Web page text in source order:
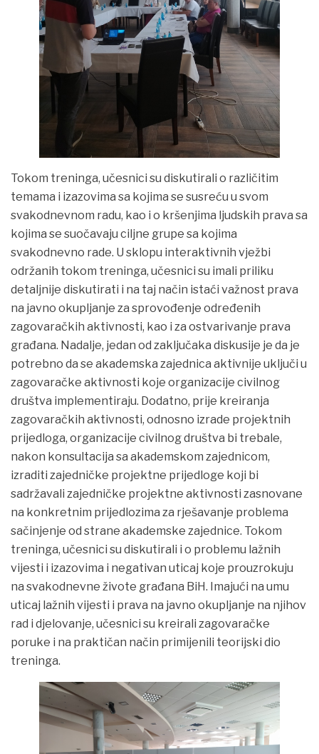
Tokom treninga, učesnici su diskutirali o različitim
temama i izazovima sa kojima se susreću u svom
svakodnevnom radu, kao i o kršenjima ljudskih prava sa
kojima se suočavaju ciljne grupe sa kojima
svakodnevno rade. U sklopu interaktivnih vježbi
održanih tokom treninga, učesnici su imali priliku
detaljnije diskutirati i na taj način istaći važnost prava
na javno okupljanje za sprovođenje određenih
zagovaračkih aktivnosti, kao i za ostvarivanje prava
građana. Nadalje, jedan od zaključaka diskusije je da je
potrebno da se akademska zajednica aktivnije uključi u
zagovaračke aktivnosti koje organizacije civilnog
društva implementiraju. Dodatno, prije kreiranja
zagovaračkih aktivnosti, odnosno izrade projektnih
prijedloga, organizacije civilnog društva bi trebale,
nakon konsultacija sa akademskom zajednicom,
izraditi zajedničke projektne prijedloge koji bi
sadržavali zajedničke projektne aktivnosti zasnovane
na konkretnim prijedlozima za rješavanje problema
sačinjenje od strane akademske zajednice. Tokom
treninga, učesnici su diskutirali i o problemu lažnih
vijesti i izazovima i negativan uticaj koje prouzrokuju
na svakodnevne živote građana BiH. Imajući na umu
uticaj lažnih vijesti i prava na javno okupljanje na njihov
rad i djelovanje, učesnici su kreirali zagovaračke
poruke i na praktičan način primijenili teorijski dio
treninga.